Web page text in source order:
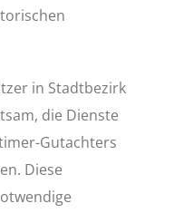
in Stadtbezirk
die Dienste
Gutachters
Diese